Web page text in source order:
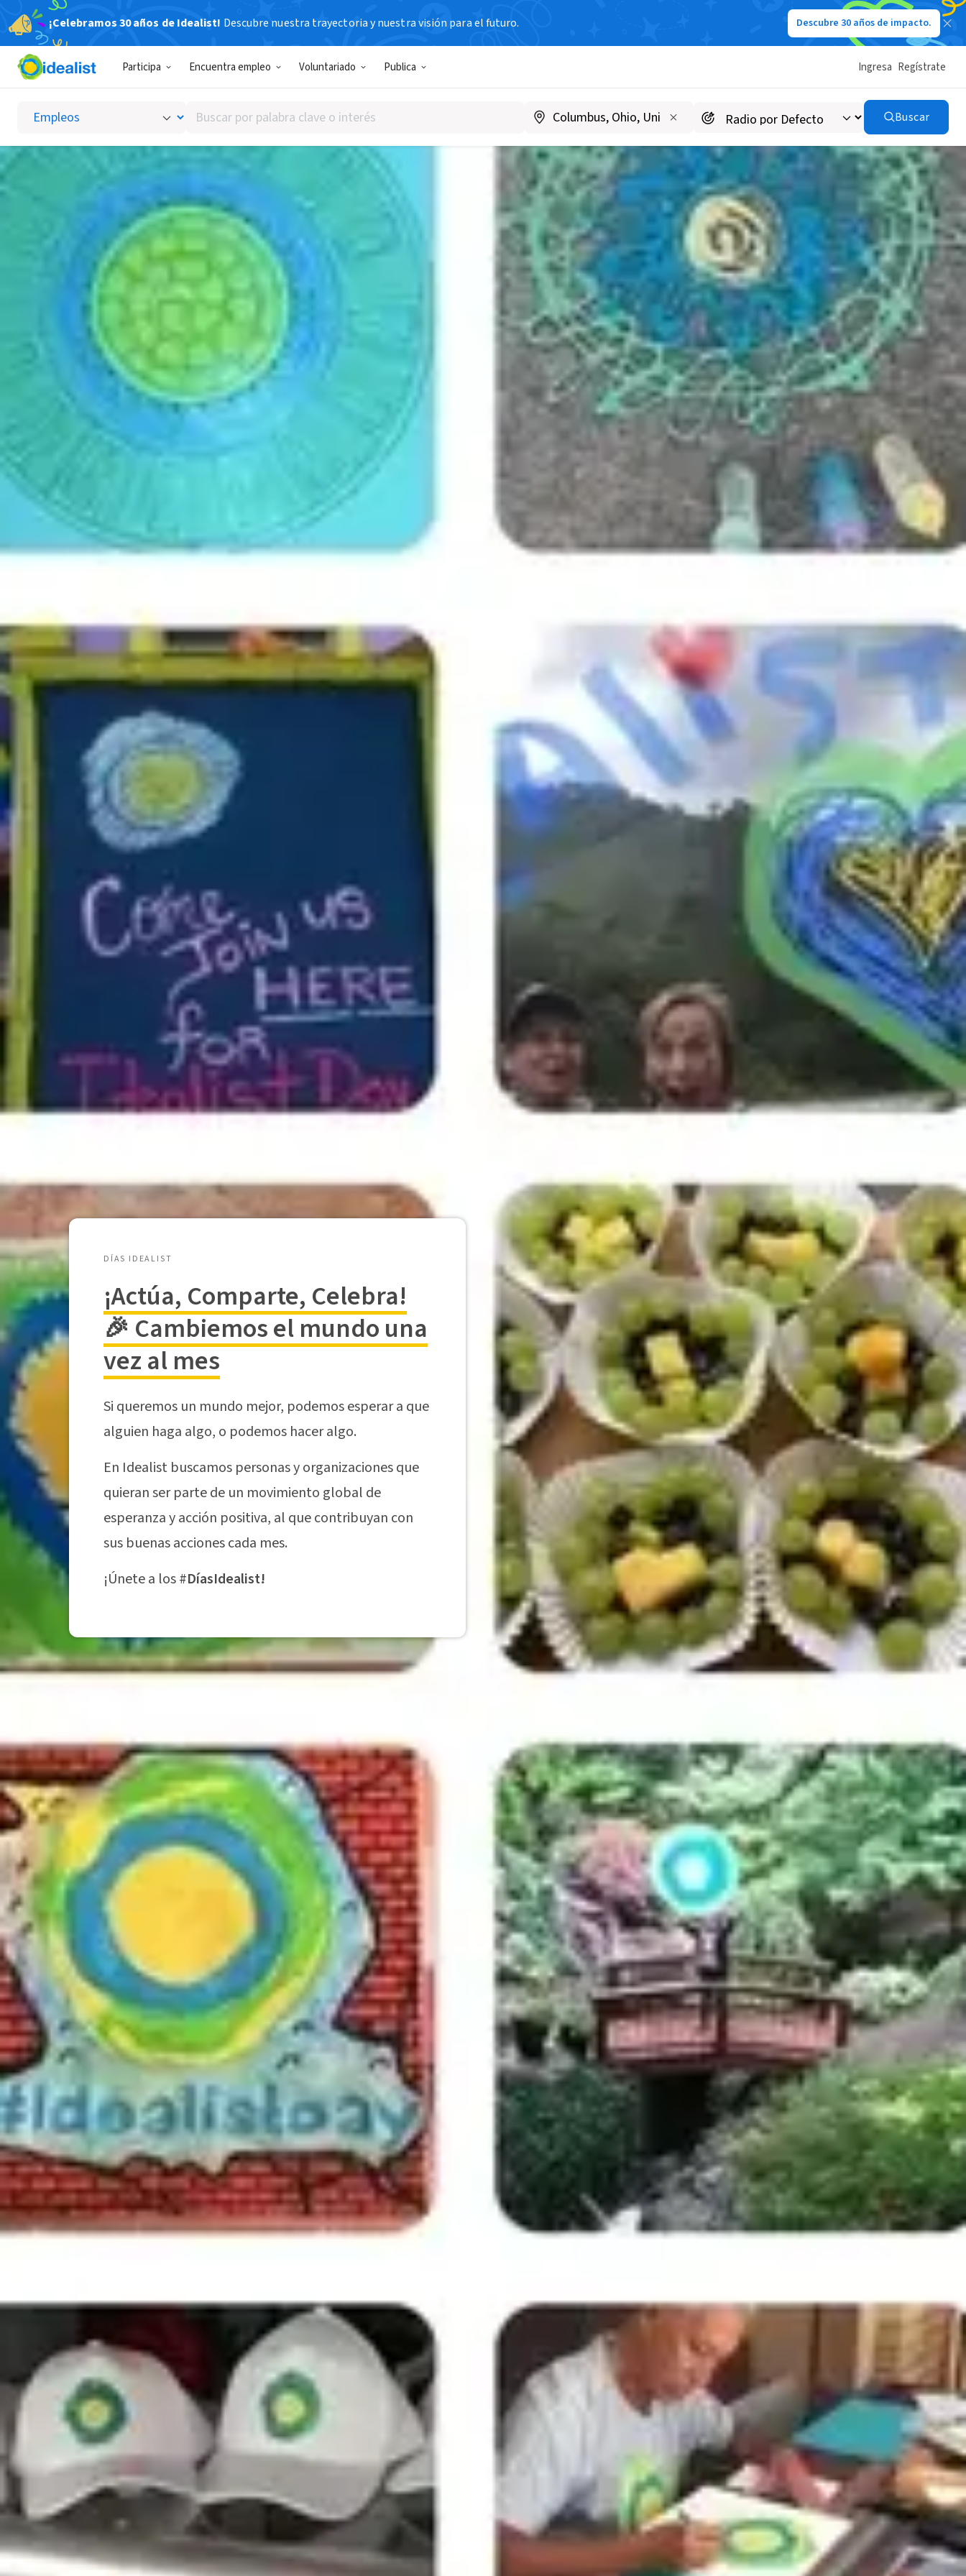
¡Celebramos 30 años de Idealist! Descubre nuestra trayectoria y nuestra visión para el futuro. Descubre 30 años de impacto.
Participa Encuentra empleo Voluntariado Publica Ingresa Regístrate
Buscar
por
palabra
interés
Buscar
DÍAS IDEALIST
¡Actúa, Comparte, Celebra!
🎉 Cambiemos el mundo una
vez al mes
Si queremos un mundo mejor, podemos esperar a que
alguien haga algo, o podemos hacer algo.
En Idealist buscamos personas y organizaciones que
quieran ser parte de un movimiento global de
esperanza y acción positiva, al que contribuyan con
sus buenas acciones cada mes.
¡Únete a los #DíasIdealist!